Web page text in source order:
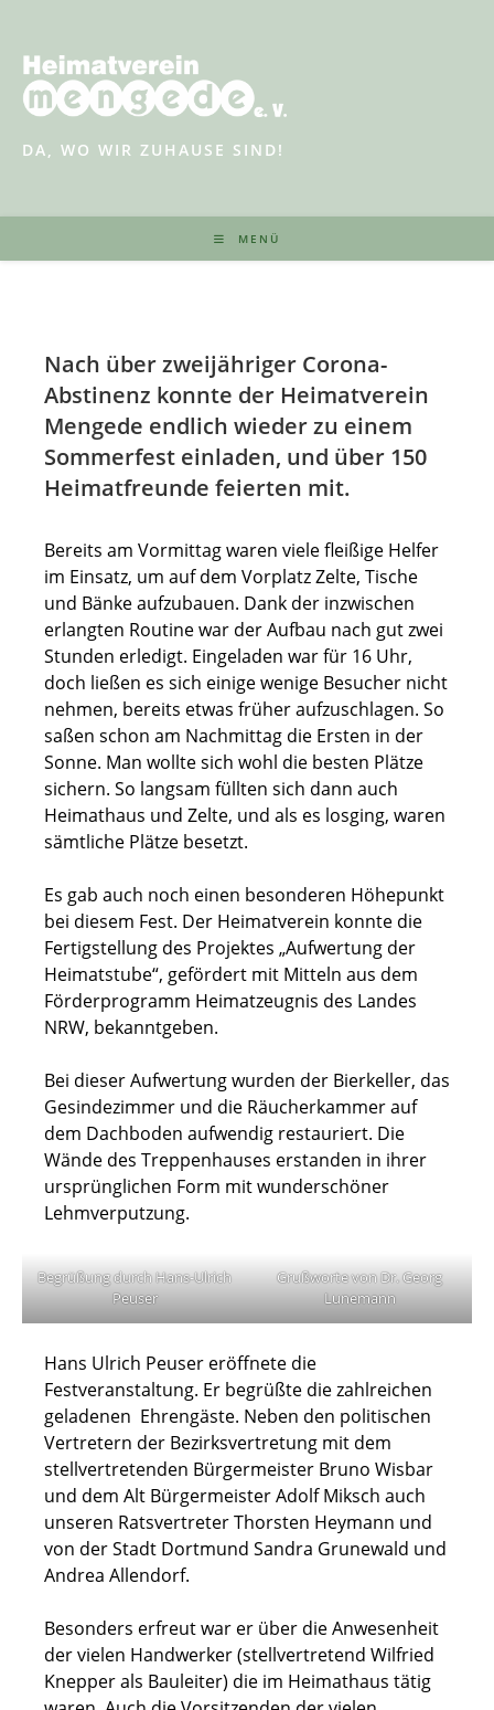
springen
DA, WO WIR ZUHAUSE SIND!
MENÜ
Nach über zweijähriger Corona-
Abstinenz konnte der Heimatverein
Mengede endlich wieder zu einem
Sommerfest einladen, und über 150
Heimatfreunde feierten mit.
Bereits am Vormittag waren viele fleißige Helfer
im Einsatz, um auf dem Vorplatz Zelte, Tische
und Bänke aufzubauen. Dank der inzwischen
erlangten Routine war der Aufbau nach gut zwei
Stunden erledigt. Eingeladen war für 16 Uhr,
doch ließen es sich einige wenige Besucher nicht
nehmen, bereits etwas früher aufzuschlagen. So
saßen schon am Nachmittag die Ersten in der
Sonne. Man wollte sich wohl die besten Plätze
sichern. So langsam füllten sich dann auch
Heimathaus und Zelte, und als es losging, waren
sämtliche Plätze besetzt.
Es gab auch noch einen besonderen Höhepunkt
bei diesem Fest. Der Heimatverein konnte die
Fertigstellung des Projektes „Aufwertung der
Heimatstube“, gefördert mit Mitteln aus dem
Förderprogramm Heimatzeugnis des Landes
NRW, bekanntgeben.
Bei dieser Aufwertung wurden der Bierkeller, das
Gesindezimmer und die Räucherkammer auf
dem Dachboden aufwendig restauriert. Die
Wände des Treppenhauses erstanden in ihrer
ursprünglichen Form mit wunderschöner
Lehmverputzung.
Begrüßung durch Hans-Ulrich
Peuser
Grußworte von Dr. Georg
Lunemann
Hans Ulrich Peuser eröffnete die
Festveranstaltung. Er begrüßte die zahlreichen
geladenen Ehrengäste. Neben den politischen
Vertretern der Bezirksvertretung mit dem
stellvertretenden Bürgermeister Bruno Wisbar
und dem Alt Bürgermeister Adolf Miksch auch
unseren Ratsvertreter Thorsten Heymann und
von der Stadt Dortmund Sandra Grunewald und
Andrea Allendorf.
Besonders erfreut war er über die Anwesenheit
der vielen Handwerker (stellvertretend Wilfried
Knepper als Bauleiter) die im Heimathaus tätig